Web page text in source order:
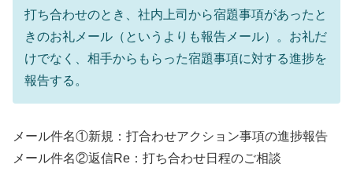
打ち合わせのとき、社内上司から宿題事項があったと
きのお礼メール（というよりも報告メール）。お礼だ
けでなく、相手からもらった宿題事項に対する進捗を
報告する。
メール件名①新規：打合わせアクション事項の進捗報告
メール件名②返信Re：打ち合わせ日程のご相談